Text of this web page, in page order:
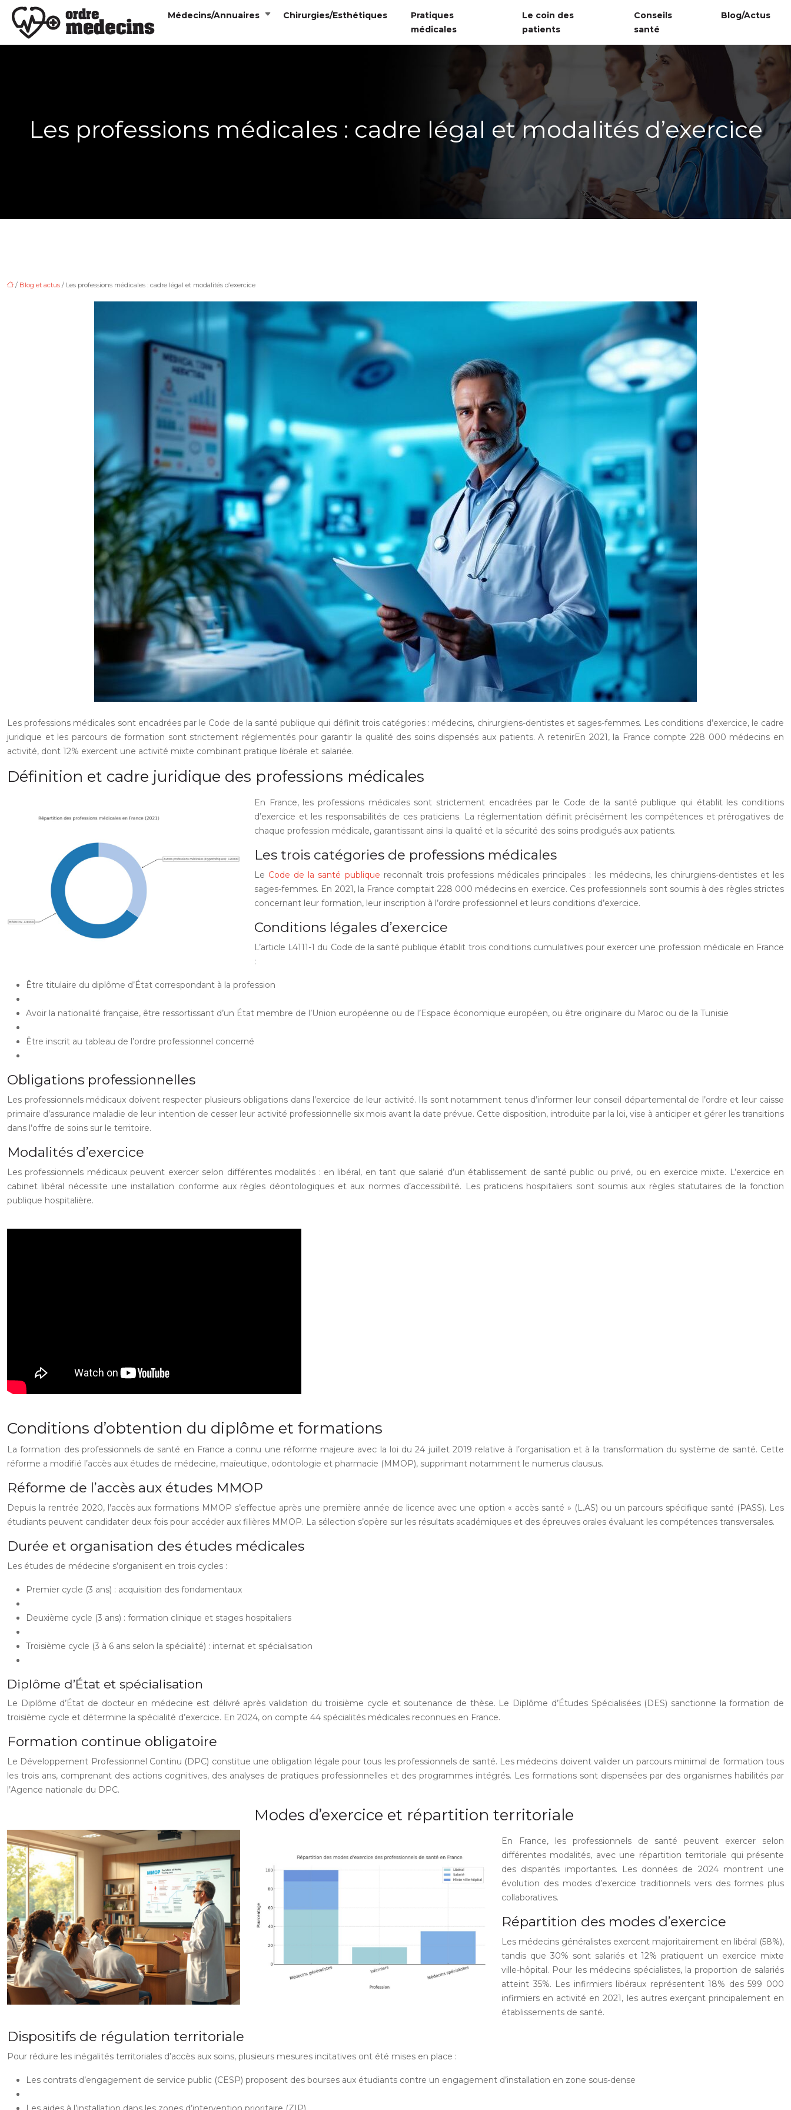
Médecins/Annuaires Chirurgies/Esthétiques
Pratiques
médicales
Le coin des
patients
Conseils
santé
Blog/Actus
Les professions médicales : cadre légal et modalités d’exercice
/ Blog et actus / Les professions médicales : cadre légal et modalités d’exercice
Les professions médicales sont encadrées par le Code de la santé publique qui définit trois catégories : médecins, chirurgiens-dentistes et sages-femmes. Les conditions d’exercice, le cadre
juridique et les parcours de formation sont strictement réglementés pour garantir la qualité des soins dispensés aux patients. A retenirEn 2021, la France compte 228 000 médecins en
activité, dont 12% exercent une activité mixte combinant pratique libérale et salariée.
Définition et cadre juridique des professions médicales
En France, les professions médicales sont strictement encadrées par le Code de la santé publique qui établit les conditions
d’exercice et les responsabilités de ces praticiens. La réglementation définit précisément les compétences et prérogatives de
chaque profession médicale, garantissant ainsi la qualité et la sécurité des soins prodigués aux patients.
Les trois catégories de professions médicales
Le Code de la santé publique reconnaît trois professions médicales principales : les médecins, les chirurgiens-dentistes et les
sages-femmes. En 2021, la France comptait 228 000 médecins en exercice. Ces professionnels sont soumis à des règles strictes
concernant leur formation, leur inscription à l’ordre professionnel et leurs conditions d’exercice.
Conditions légales d’exercice
L’article L4111-1 du Code de la santé publique établit trois conditions cumulatives pour exercer une profession médicale en France
:
Être titulaire du diplôme d’État correspondant à la profession
Avoir la nationalité française, être ressortissant d’un État membre de l’Union européenne ou de l’Espace économique européen, ou être originaire du Maroc ou de la Tunisie
Être inscrit au tableau de l’ordre professionnel concerné
Obligations professionnelles
Les professionnels médicaux doivent respecter plusieurs obligations dans l’exercice de leur activité. Ils sont notamment tenus d’informer leur conseil départemental de l’ordre et leur caisse
primaire d’assurance maladie de leur intention de cesser leur activité professionnelle six mois avant la date prévue. Cette disposition, introduite par la loi, vise à anticiper et gérer les transitions
dans l’offre de soins sur le territoire.
Modalités d’exercice
Les professionnels médicaux peuvent exercer selon différentes modalités : en libéral, en tant que salarié d’un établissement de santé public ou privé, ou en exercice mixte. L’exercice en
cabinet libéral nécessite une installation conforme aux règles déontologiques et aux normes d’accessibilité. Les praticiens hospitaliers sont soumis aux règles statutaires de la fonction
publique hospitalière.
Conditions d’obtention du diplôme et formations
La formation des professionnels de santé en France a connu une réforme majeure avec la loi du 24 juillet 2019 relative à l’organisation et à la transformation du système de santé. Cette
réforme a modifié l’accès aux études de médecine, maïeutique, odontologie et pharmacie (MMOP), supprimant notamment le numerus clausus.
Réforme de l’accès aux études MMOP
Depuis la rentrée 2020, l’accès aux formations MMOP s’effectue après une première année de licence avec une option « accès santé » (L.AS) ou un parcours spécifique santé (PASS). Les
étudiants peuvent candidater deux fois pour accéder aux filières MMOP. La sélection s’opère sur les résultats académiques et des épreuves orales évaluant les compétences transversales.
Durée et organisation des études médicales
Les études de médecine s’organisent en trois cycles :
Premier cycle (3 ans) : acquisition des fondamentaux
Deuxième cycle (3 ans) : formation clinique et stages hospitaliers
Troisième cycle (3 à 6 ans selon la spécialité) : internat et spécialisation
Diplôme d’État et spécialisation
Le Diplôme d’État de docteur en médecine est délivré après validation du troisième cycle et soutenance de thèse. Le Diplôme d’Études Spécialisées (DES) sanctionne la formation de
troisième cycle et détermine la spécialité d’exercice. En 2024, on compte 44 spécialités médicales reconnues en France.
Formation continue obligatoire
Le Développement Professionnel Continu (DPC) constitue une obligation légale pour tous les professionnels de santé. Les médecins doivent valider un parcours minimal de formation tous
les trois ans, comprenant des actions cognitives, des analyses de pratiques professionnelles et des programmes intégrés. Les formations sont dispensées par des organismes habilités par
l’Agence nationale du DPC.
Modes d’exercice et répartition territoriale
En France, les professionnels de santé peuvent exercer selon
différentes modalités, avec une répartition territoriale qui présente
des disparités importantes. Les données de 2024 montrent une
évolution des modes d’exercice traditionnels vers des formes plus
collaboratives.
Répartition des modes d’exercice
Les médecins généralistes exercent majoritairement en libéral (58%),
tandis que 30% sont salariés et 12% pratiquent un exercice mixte
ville-hôpital. Pour les médecins spécialistes, la proportion de salariés
atteint 35%. Les infirmiers libéraux représentent 18% des 599 000
infirmiers en activité en 2021, les autres exerçant principalement en
établissements de santé.
Dispositifs de régulation territoriale
Pour réduire les inégalités territoriales d’accès aux soins, plusieurs mesures incitatives ont été mises en place :
Les contrats d’engagement de service public (CESP) proposent des bourses aux étudiants contre un engagement d’installation en zone sous-dense